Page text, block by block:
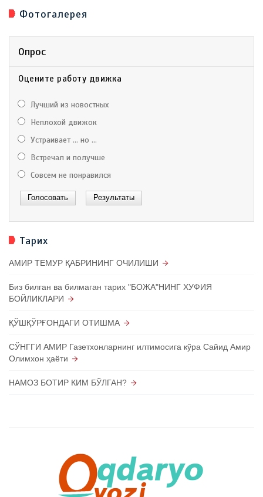
Фотогалерея
Опрос
Оцените работу движка
Лучший из новостных
Неплохой движок
Устраивает ... но ...
Встречал и получше
Совсем не понравился
Тарих
АМИР ТЕМУР ҚАБРИНИНГ ОЧИЛИШИ
Биз билган ва билмаган тарих "БОЖА"НИНГ ХУФИЯ
БОЙЛИКЛАРИ
ҚЎШҚЎРҒОНДАГИ ОТИШМА
СЎНГГИ АМИР Газетхонларнинг илтимосига кўра Сайид Амир
Олимхон ҳаёти
НАМОЗ БОТИР КИМ БЎЛГАН?